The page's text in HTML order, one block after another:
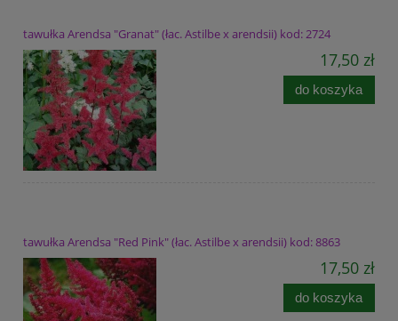
tawułka Arendsa "Granat" (łac. Astilbe x arendsii) kod: 2724
17,50 zł
do koszyka
tawułka Arendsa "Red Pink" (łac. Astilbe x arendsii) kod: 8863
17,50 zł
do koszyka